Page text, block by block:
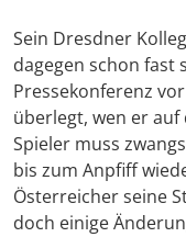
Sein Dresdner
dagegen schon fast
Pressekonferenz
überlegt, wen er auf
Spieler muss
bis zum Anpfiff
Österreicher seine
doch einige